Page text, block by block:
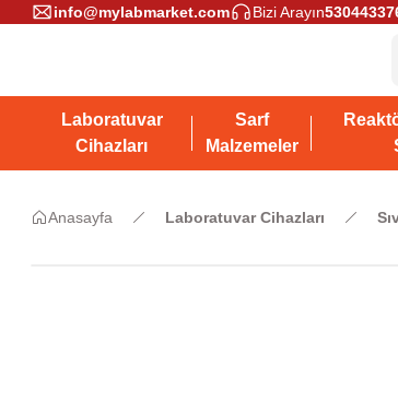
info@mylabmarket.com Bizi Arayın
Laboratuvar
Cihazları
Sarf
Malzemeler
Anasayfa Laboratuvar Cihazları